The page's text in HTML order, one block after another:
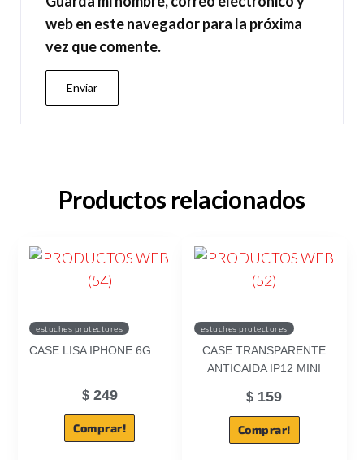
web en este navegador para la próxima
vez que comente.
Productos relacionados
estuches protectores
CASE LISA IPHONE 6G
$249
Comprar!
estuches protectores
CASE TRANSPARENTE
ANTICAIDA IP12 MINI
$ 159
Comprar!